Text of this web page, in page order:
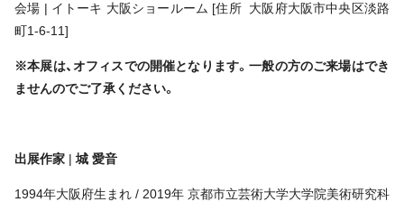
会場 | イトーキ 大阪ショールーム [住所 大阪府大阪市中央区淡路
町1-6-11]
※本展は、オフィスでの開催となります。一般の方のご来場はでき
ませんのでご了承ください。
出展作家 | 城 愛音
1994年大阪府生まれ / 2019年 京都市立芸術大学大学院美術研究科